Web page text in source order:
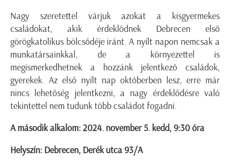
Nagy szeretettel várjuk azokat a kisgyermekes
családokat, akik érdeklődnek Debrecen első
görögkatolikus bölcsődéje iránt. A nyílt napon nemcsak a
munkatársainkkal, de a környezettel is
megismerkedhetnek a hozzánk jelentkező családok,
gyerekek. Az első nyílt nap októberben lesz, erre már
nincs lehetőség jelentkezni, a nagy érdeklődésre való
tekintettel nem tudunk több családot fogadni.
A második alkalom: 2024. november 5. kedd, 9:30 óra
Helyszín: Debrecen, Derék utca 93/A